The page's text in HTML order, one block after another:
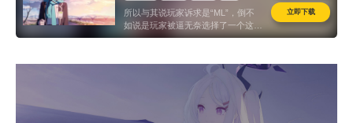
美少女
所以与其说玩家诉求是“ML”，倒不
如说是玩家被逼无奈选择了一个这
样“极端”的对话渠道..
立即下载